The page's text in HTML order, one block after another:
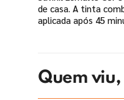
de casa. A tinta
aplicada após 45
Quem